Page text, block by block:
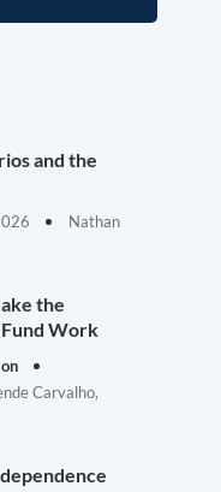
and the
Nathan
the
Work
Carvalho,